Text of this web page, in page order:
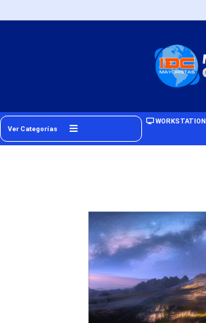
Ver Categorías
WORKSTATION